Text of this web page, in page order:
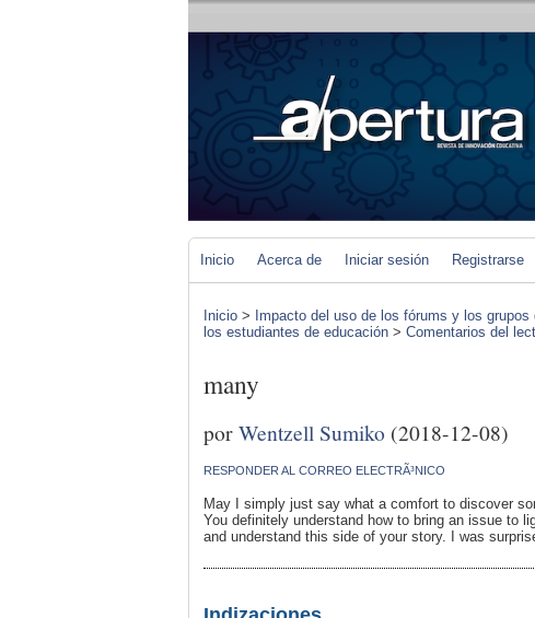
Inicio Acerca de Iniciar sesión Registrarse
Inicio > Impacto del uso de los fórums y los
los estudiantes de educación > Comentarios del
many
porWentzell Sumiko (2018-12-08)
RESPONDER AL CORREO ELECTRÃ³NICO
May I simply just say what a comfort to discover
You definitely understand how to bring an issue to
and understand this side of your story. I was